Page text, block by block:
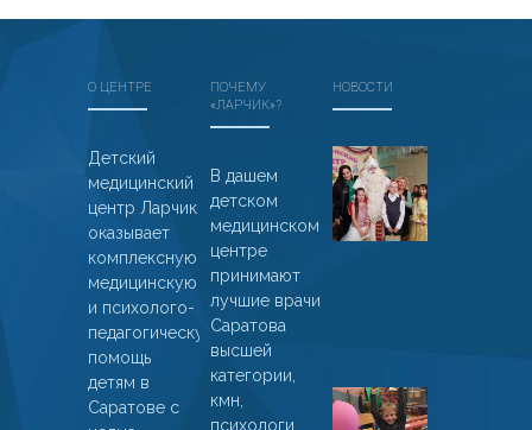
О ЦЕНТРЕ
Детский
медицинский
центр Ларчик
оказывает
комплексную
медицинскую
и психолого-
педагогическую
помощь
детям в
Саратове с
ПОЧЕМУ
«ЛАРЧИК»?
В дашем
детском
медицинском
центре
принимают
лучшие врачи
Саратова
высшей
категории,
кмн,
психологи
НОВОСТИ